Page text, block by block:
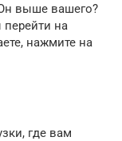
выше вашего?
перейти на
нажмите на
где вам